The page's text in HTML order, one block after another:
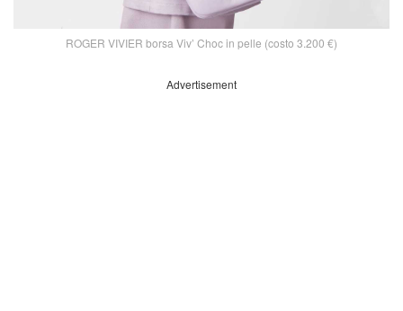
ROGER VIVIER borsa Viv’ Choc in pelle (costo 3.200 €)
Advertisement